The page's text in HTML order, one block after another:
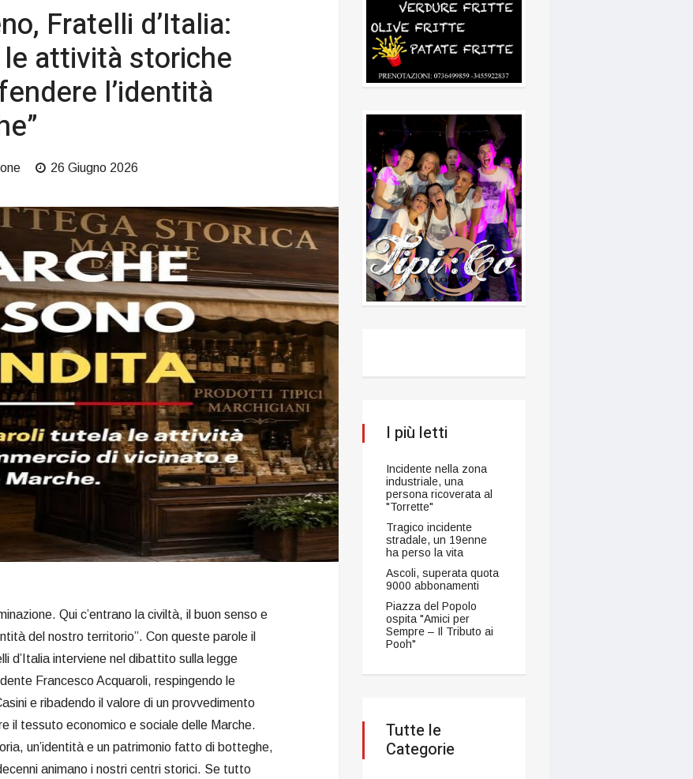
Fratelli d’Italia:
le attività storiche
l’identità
26 Giugno 2026
Qui c’entrano la civiltà, il buon senso e
del nostro territorio”. Con queste parole il
d’Italia interviene nel dibattito sulla legge
Francesco Acquaroli, respingendo le
e ribadendo il valore di un provvedimento
il tessuto economico e sociale delle Marche.
un’identità e un patrimonio fatto di botteghe,
animano i nostri centri storici. Se tutto
I più letti
Incidente nella zona
industriale, una
persona ricoverata al
"Torrette"
Tragico incidente
stradale, un 19enne
ha perso la vita
Ascoli, superata quota
9000 abbonamenti
Piazza del Popolo
ospita "Amici per
Sempre – Il Tributo ai
Pooh"
Tutte le
Categorie